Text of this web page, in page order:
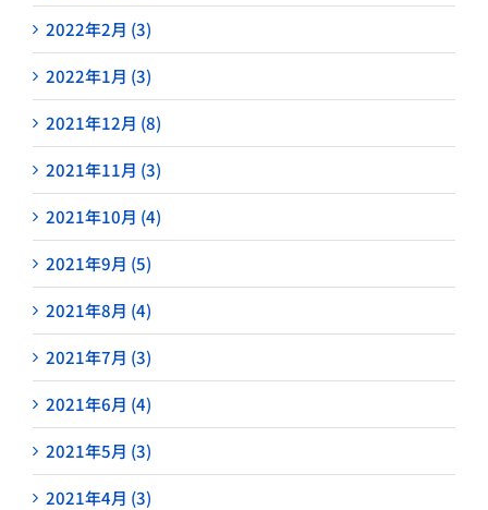
2022年2月 (3)
2022年1月 (3)
2021年12月 (8)
2021年11月 (3)
2021年10月 (4)
2021年9月 (5)
2021年8月 (4)
2021年7月 (3)
2021年6月 (4)
2021年5月 (3)
2021年4月 (3)